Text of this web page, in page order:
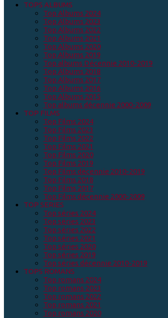
TOPS ALBUMS
Top Albums 2024
Top Albums 2023
Top Albums 2022
Top Albums 2021
Top Albums 2020
Top Albums 2019
Top albums Décennie 2010-2019
Top Albums 2018
Top Albums 2017
Top Albums 2016
Top Albums 2015
Top albums décennie 2000-2009
TOP FILMS
Top Films 2024
Top Films 2023
Top Films 2022
Top Films 2021
Top Films 2020
Top Films 2019
Top Films décennie 2010-2019
Top Films 2018
Top Films 2017
Top Films décennie 2000-2009
TOP SERIES
Top séries 2024
Top séries 2023
Top séries 2022
Top séries 2021
Top séries 2020
Top séries 2019
Top séries décennie 2010-2019
TOPS ROMANS
Top romans 2024
Top romans 2023
Top romans 2022
Top romans 2021
Top romans 2020